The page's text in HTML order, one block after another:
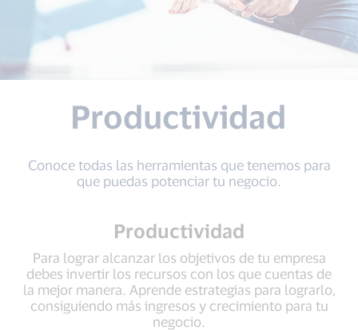
Productividad
Conoce todas las herramientas que tenemos para
que puedas potenciar tu negocio.
Productividad
Para lograr alcanzar los objetivos de tu empresa
debes invertir los recursos con los que cuentas de
la mejor manera. Aprende estrategias para lograrlo,
consiguiendo más ingresos y crecimiento para tu
negocio.